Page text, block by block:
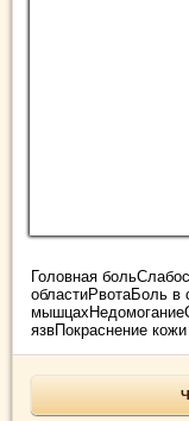
Головная
областиРвотаБоль в
язвПокраснение